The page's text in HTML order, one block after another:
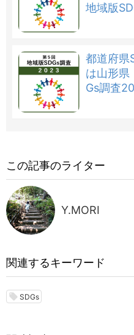
地域版
都道府県
は山形県
Gs調査
この記事のライター
Y.MORI
関連するキーワード
local_offer SDGs